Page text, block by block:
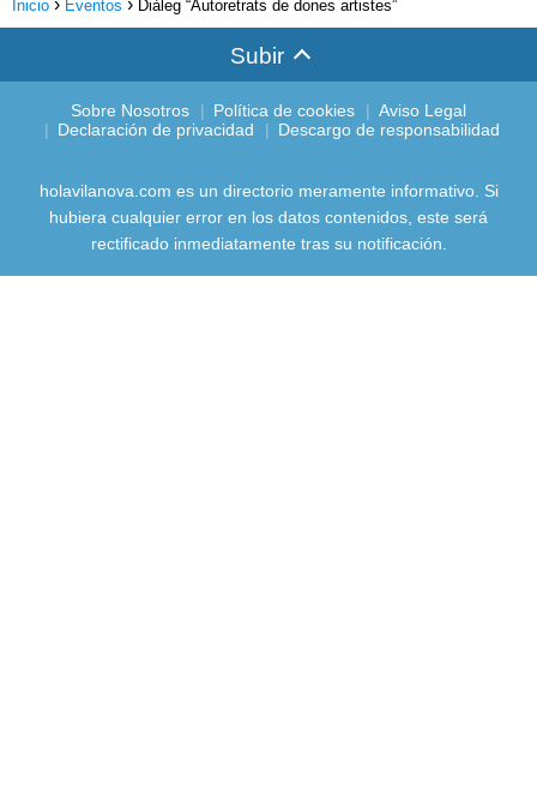
Inicio Eventos Diàleg “Autoretrats de dones artistes”
Subir
Sobre Nosotros Política de cookies
Aviso Legal
Declaración de privacidad
Descargo de responsabilidad
holavilanova.com es un directorio meramente informativo. Si
hubiera cualquier error en los datos contenidos, este será
rectificado inmediatamente tras su notificación.